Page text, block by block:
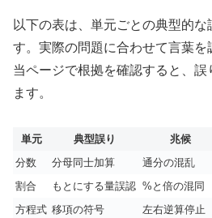
以下の表は、単元ごとの典型的
す。実際の問題に合わせて言葉
当ページで根拠を確認すると、誤
ます。
単元 典型誤り 兆候
分数
分母同士加算 通分の混乱
割合
もとにする量誤認 %と倍の混同
方程式 移項の符号 左右逆算停止